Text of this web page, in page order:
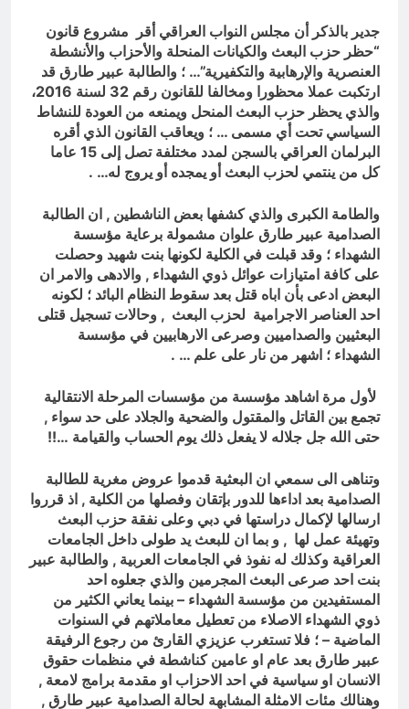
جدير بالذكر أن مجلس النواب العراقي أقر مشروع قانون
“حظر حزب البعث والكيانات المنحلة والأحزاب والأنشطة
العنصرية والإرهابية والتكفيرية”… ؛ والطالبة عبير طارق قد
ارتكبت عملا محظورا ومخالفا للقانون رقم 32 لسنة 2016،
والذي يحظر حزب البعث المنحل ويمنعه من العودة للنشاط
السياسي تحت أي مسمى … ؛ ويعاقب القانون الذي أقره
البرلمان العراقي بالسجن لمدد مختلفة تصل إلى 15 عاما
كل من ينتمي لحزب البعث أو يمجده أو يروج له… .
والطامة الكبرى والذي كشفها بعض الناشطين , ان الطالبة
الصدامية عبير طارق علوان مشمولة برعاية مؤسسة
الشهداء ؛ وقد قبلت في الكلية لكونها بنت شهيد وحصلت
على كافة امتيازات عوائل ذوي الشهداء , والادهى والامر ان
البعض ادعى بأن اباه قتل بعد سقوط النظام البائد ؛ لكونه
احد العناصر الاجرامية لحزب البعث , وحالات تسجيل قتلى
البعثيين والصداميين وصرعى الارهابيين في مؤسسة
الشهداء ؛ اشهر من نار على علم … .
لأول مرة اشاهد مؤسسة من مؤسسات المرحلة الانتقالية
تجمع بين القاتل والمقتول والضحية والجلاد على حد سواء ,
حتى الله جل جلاله لا يفعل ذلك يوم الحساب والقيامة …!!
وتناهى الى سمعي ان البعثية قدموا عروض مغرية للطالبة
الصدامية بعد اداءها للدور بإتقان وفصلها من الكلية , اذ قرروا
ارسالها لإكمال دراستها في دبي وعلى نفقة حزب البعث
وتهيئة عمل لها , و بما ان للبعث يد طولى داخل الجامعات
العراقية وكذلك له نفوذ في الجامعات العربية , والطالبة عبير
بنت احد صرعى البعث المجرمين والذي جعلوه احد
المستفيدين من مؤسسة الشهداء – بينما يعاني الكثير من
ذوي الشهداء الاصلاء من تعطيل معاملاتهم في السنوات
الماضية – ؛ فلا تستغرب عزيزي القارئ من رجوع الرفيقة
عبير طارق بعد عام او عامين كناشطة في منظمات حقوق
الانسان او سياسية في احد الاحزاب او مقدمة برامج لامعة ,
وهنالك مئات الامثلة المشابهة لحالة الصدامية عبير طارق ,